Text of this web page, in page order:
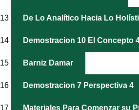
13 De Lo Analítico Hacia Lo
14 Demostracion 10 El Concepto
15 Barniz Damar
16 Demostracion 7 Perspectiva 4
17 Materiales Para Comenzar su